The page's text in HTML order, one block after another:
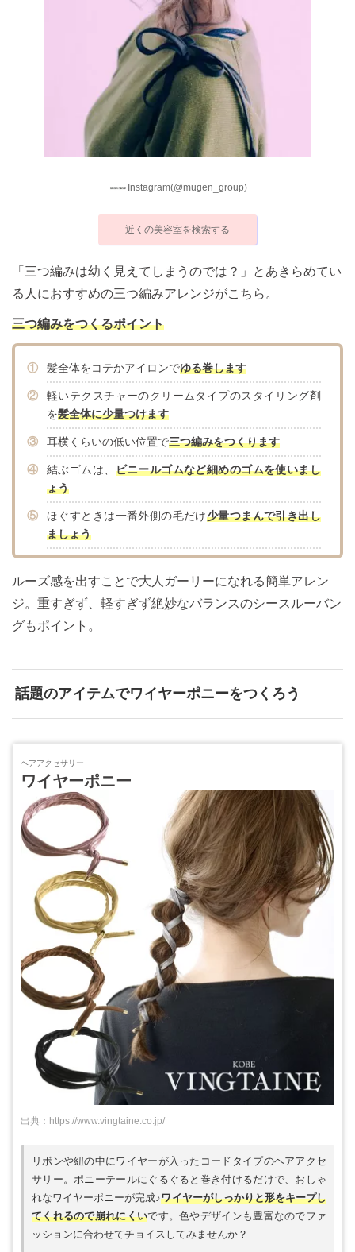
Instagram(@mugen_group)
近くの美容室を検索する
「三つ編みは幼く見えてしまうのでは？」とあきらめてい
る人におすすめの三つ編みアレンジがこちら。
三つ編みをつくるポイント
① 髪全体をコテかアイロンでゆる巻します
②
軽いテクスチャーのクリームタイプのスタイリング剤
を髪全体に少量つけます
③ 耳横くらいの低い位置で三つ編みをつくります
④ 結ぶゴムは、 ビニールゴムなど細めのゴムを使いまし
ょう
⑤ ほぐすときは一番外側の毛だけ少量つまんで引き出し
ましょう
ルーズ感を出すことで大人ガーリーになれる簡単アレン
ジ。重すぎず、軽すぎず絶妙なバランスのシースルーバン
グもポイント。
話題のアイテムでワイヤーポニーをつくろう
ヘアアクセサリー
ワイヤーポニー
出典：https://www.vingtaine.co.jp/
リボンや紐の中にワイヤーが入ったコードタイプのヘアアクセ
サリー。ポニーテールにぐるぐると巻き付けるだけで、おしゃ
れなワイヤーポニーが完成♪ワイヤーがしっかりと形をキープし
てくれるので崩れにくいです。色やデザインも豊富なのでファ
ッションに合わせてチョイスしてみませんか？